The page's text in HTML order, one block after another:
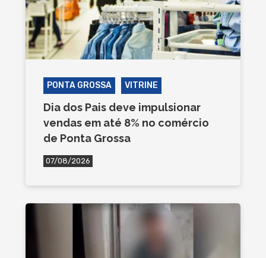
PONTA GROSSA VITRINE
Dia dos Pais deve impulsionar
vendas em até 8% no comércio
de Ponta Grossa
07/08/2026